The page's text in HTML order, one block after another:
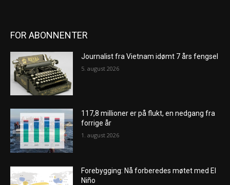
FOR ABONNENTER
Journalist fra Vietnam idømt 7 års fengsel
5. august 2026
117,8 millioner er på flukt, en nedgang fra
forrige år
1. august 2026
Forebygging: Nå forberedes møtet med El
Niño